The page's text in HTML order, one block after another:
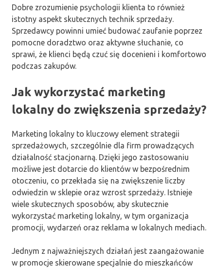
Dobre zrozumienie psychologii klienta to również
istotny aspekt skutecznych technik sprzedaży.
Sprzedawcy powinni umieć budować zaufanie poprzez
pomocne doradztwo oraz aktywne słuchanie, co
sprawi, że klienci będą czuć się docenieni i komfortowo
podczas zakupów.
Jak wykorzystać marketing
lokalny do zwiększenia sprzedaży?
Marketing lokalny to kluczowy element strategii
sprzedażowych, szczególnie dla firm prowadzących
działalność stacjonarną. Dzięki jego zastosowaniu
możliwe jest dotarcie do klientów w bezpośrednim
otoczeniu, co przekłada się na zwiększenie liczby
odwiedzin w sklepie oraz wzrost sprzedaży. Istnieje
wiele skutecznych sposobów, aby skutecznie
wykorzystać marketing lokalny, w tym organizacja
promocji, wydarzeń oraz reklama w lokalnych mediach.
Jednym z najważniejszych działań jest zaangażowanie
w promocje skierowane specjalnie do mieszkańców